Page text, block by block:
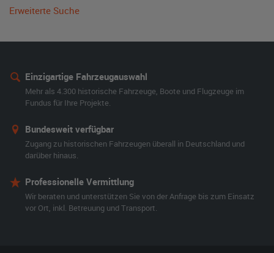
Erweiterte Suche
Einzigartige Fahrzeugauswahl
Mehr als 4.300 historische Fahrzeuge, Boote und Flugzeuge im
Fundus für Ihre Projekte.
Bundesweit verfügbar
Zugang zu historischen Fahrzeugen überall in Deutschland und
darüber hinaus.
Professionelle Vermittlung
Wir beraten und unterstützen Sie von der Anfrage bis zum Einsatz
vor Ort, inkl. Betreuung und Transport.